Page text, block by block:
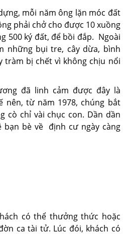
mỗi năm ông lặn móc đất
phải chở cho được 10 xuồng
500 ký đất, để bồi đắp. Ngoài
những bụi tre, cây dừa, bình
tràm bị chết vì không chịu nổi
đã linh cảm được đây là
nên, từ năm 1978, chúng bắt
cò chỉ vài chục con. Dần dần
bạn bè về định cư ngày càng
có thể thưởng thức hoặc
ca tài tử. Lúc đói, khách có